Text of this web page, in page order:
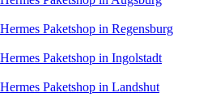
Hermes Paketshop in Regensburg
Hermes Paketshop in Ingolstadt
Hermes Paketshop in Landshut